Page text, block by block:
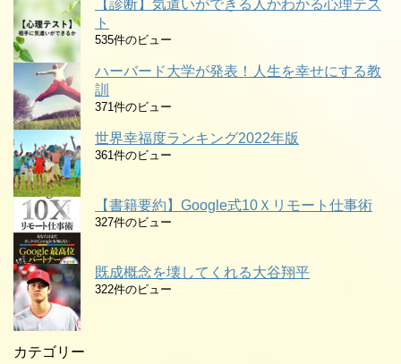
【診断】気遣いができる人かわかる心理テス
ト
535件のビュー
ハーバード大学が発表！人生を幸せにする教
訓
371件のビュー
世界幸福度ランキング2022年版
361件のビュー
【書籍要約】Google式10Ｘリモート仕事術
327件のビュー
既成概念を壊してくれる大谷翔平
322件のビュー
カテゴリー